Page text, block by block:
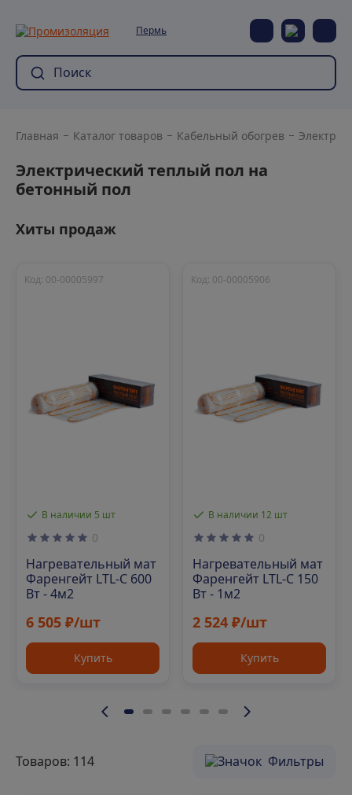
Пермь
Главная Каталог товаров Кабельный обогрев
Электрический теплый пол на
бетонный пол
Хиты продаж
В наличии 5 шт
Код: 00-00005997
0
Нагревательный мат
Фаренгейт LTL-C 600
Вт - 4м2
6 505 ₽/шт
Купить
В наличии 12 шт
Код: 00-00005906
0
Нагревательный мат
Фаренгейт LTL-C 150
Вт - 1м2
2 524 ₽/шт
Купить
Товаров: 114 Фильтры